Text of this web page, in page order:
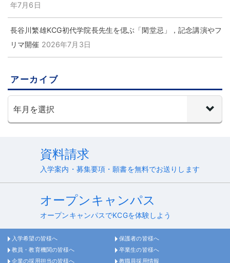
年7月6日
長谷川繁雄KCG初代学院長先生を偲ぶ「閑堂忌」，記念講演やフ
リマ開催 2026年7月3日
アーカイブ
資料請求
入学案内・募集要項・願書を無料でお送りします
オープンキャンパス
オープンキャンパスでKCGを体験しよう
入学希望の皆様へ
保護者の皆様へ
教員・教育機関の皆様へ
卒業生の皆様へ
企業の採用担当の皆様へ
教職員採用情報